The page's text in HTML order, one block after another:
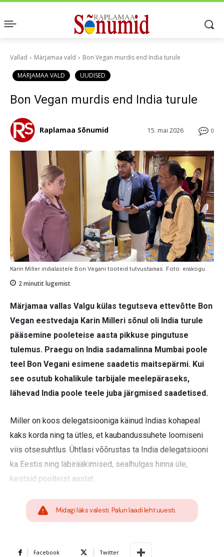
Vallad Märjamaa vald Bon Vegan murdis end India turule
MÄRJAMAA VALD UUDISED
Bon Vegan murdis end India turule
0
15. mai 2026
Raplamaa Sõnumid
Karin Miller indialastele Bon Vegani tooteid tutvustamas. Foto: erakogu
2minutit lugemist
Märjamaa vallas Valgu külas tegutseva ettevõtte Bon
Vegan eestvedaja Karin Milleri sõnul oli India turule
pääsemine pooleteise aasta pikkuse pingutuse
tulemus. Praegu on India sadamalinna Mumbai poole
teel Bon Vegani esimene saadetis maitsepärmi. Kui
see osutub kohalikule tarbijale meelepäraseks,
lähevad India poole teele juba järgmised saadetised.
Miller on koos delegatsiooniga käinud Indias kohapeal
kaks korda ning ta ütles, et kaubandussuhete loomiseni
viis otsesuhtlus. Ühtlasi võõrustas ta India delegatsiooni
ka Eestis ning läbirääkimised, sealhulgas hinna üle,
kestsid poolteist aastat.
Midagi läks valesti. Palun laadi leht uuesti.
Facebook Twitter